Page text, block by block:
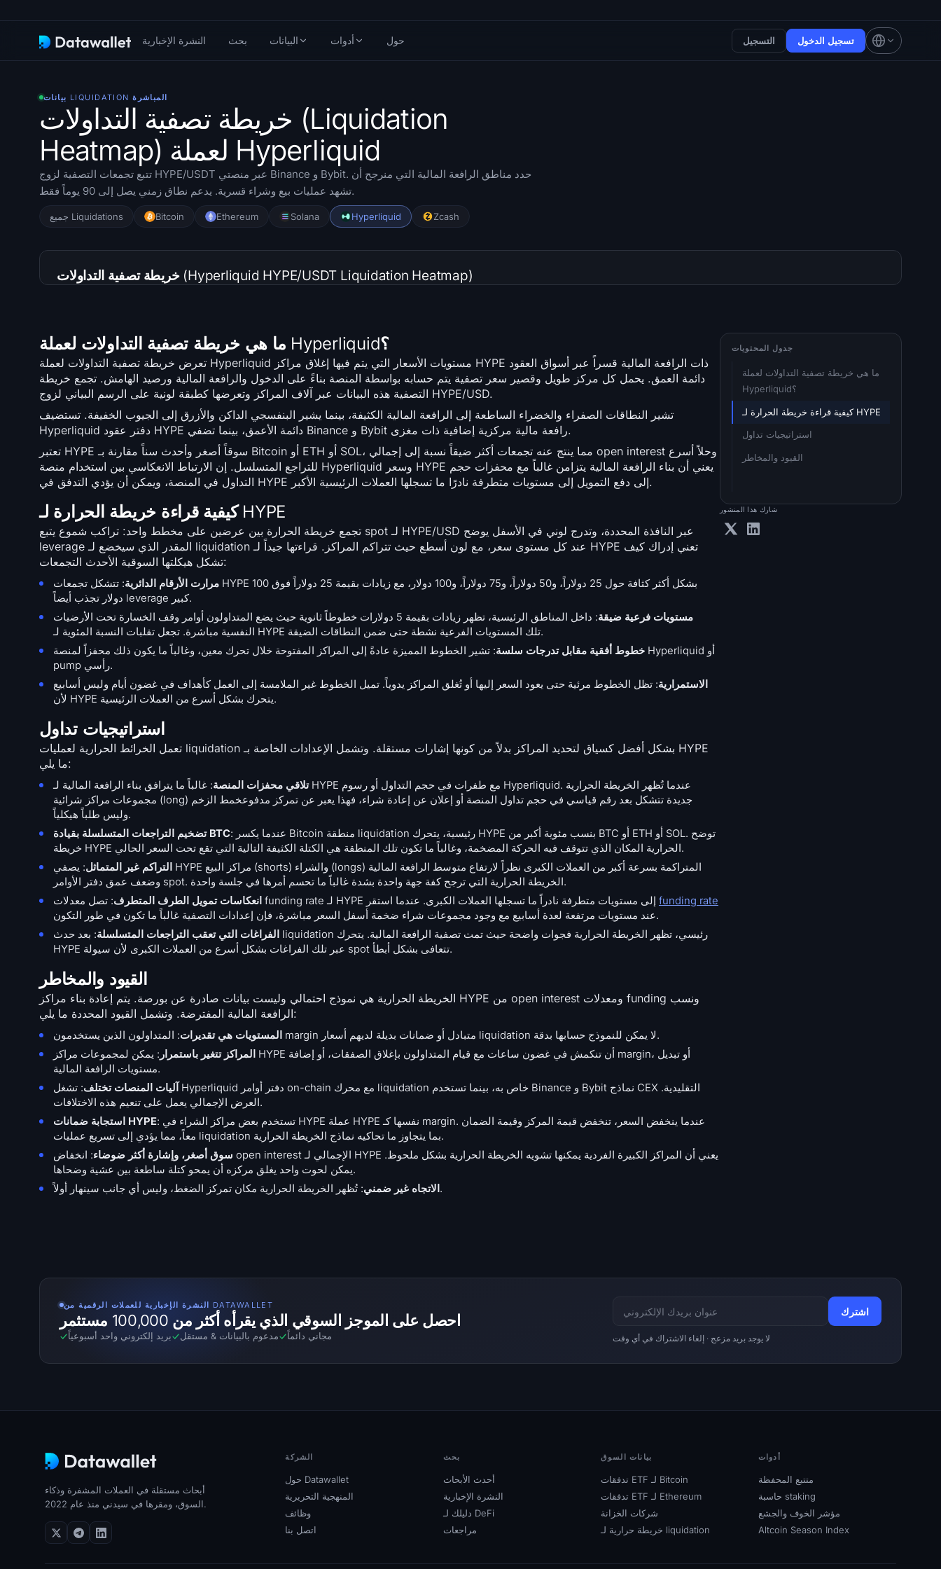
النشرة الإخبارية بحث البيانات أدوات حول التسجيل تسجيل الدخول
بيانات LIQUIDATION المباشرة
خريطة تصفية التداولات (Liquidation
Heatmap) لعملة Hyperliquid
تتبع تجمعات التصفية لزوج HYPE/USDT عبر منصتي Binance و Bybit. حدد مناطق الرافعة المالية التي منرجح أن
تشهد عمليات بيع وشراء قسرية. يدعم نطاق زمني يصل إلى 90 يوماً فقط.
جميع Liquidations Bitcoin Ethereum Solana Hyperliquid Zcash
خريطة تصفية التداولات (Hyperliquid HYPE/USDT Liquidation Heatmap)
ما هي خريطة تصفية التداولات لعملة Hyperliquid؟
تعرض خريطة تصفية التداولات لعملة Hyperliquid مستويات الأسعار التي يتم فيها إغلاق مراكز HYPE ذات الرافعة المالية قسراً عبر أسواق العقود
دائمة العمق. يحمل كل مركز طويل وقصير سعر تصفية يتم حسابه بواسطة المنصة بناءً على الدخول والرافعة المالية ورصيد الهامش. تجمع خريطة
التصفية هذه البيانات عبر آلاف المراكز وتعرضها كطبقة لونية على الرسم البياني لزوج HYPE/USD.
تشير النطاقات الصفراء والخضراء الساطعة إلى الرافعة المالية الكثيفة، بينما يشير البنفسجي الداكن والأزرق إلى الجيوب الخفيفة. تستضيف
Hyperliquid دفتر عقود HYPE دائمة الأعمق، بينما تضفي Binance و Bybit رافعة مالية مركزية إضافية ذات مغزى.
تعتبر HYPE سوقاً أصغر وأحدث سناً مقارنة بـ Bitcoin أو ETH أو SOL، مما ينتج عنه تجمعات أكثر ضيقاً نسبة إلى إجمالي open interest وحلاً أسرع
للتراجع المتسلسل. إن الارتباط الانعكاسي بين استخدام منصة Hyperliquid وسعر HYPE يعني أن بناء الرافعة المالية يتزامن غالباً مع محفزات حجم
التداول في المنصة، ويمكن أن يؤدي التدفق في HYPE إلى دفع التمويل إلى مستويات متطرفة نادرًا ما تسجلها العملات الرئيسية الأكبر.
كيفية قراءة خريطة الحرارة لـ HYPE
تجمع خريطة الحرارة بين عرضين على مخطط واحد: تراكب شموع يتبع spot لـ HYPE/USD عبر النافذة المحددة، وتدرج لوني في الأسفل يوضح
leverage المقدر الذي سيخضع لـ liquidation عند كل مستوى سعر، مع لون أسطع حيث تتراكم المراكز. قراءتها جيداً لـ HYPE تعني إدراك كيف
تشكل هيكلتها السوقية الأحدث التجمعات:
مرارت الأرقام الدائرية: تتشكل تجمعات HYPE بشكل أكثر كثافة حول 25 دولاراً، و50 دولاراً، و75 دولاراً، و100 دولار، مع زيادات بقيمة 25 دولاراً فوق 100
دولار تجذب أيضاً leverage كبير.
مستويات فرعية ضيقة
: داخل المناطق الرئيسية، تظهر زيادات بقيمة 5 دولارات خطوطاً ثانوية حيث يضع المتداولون أوامر وقف الخسارة تحت الأرضيات
النفسية مباشرة. تجعل تقلبات النسبة المئوية لـ HYPE تلك المستويات الفرعية نشطة حتى ضمن النطاقات الضيقة.
خطوط أفقية مقابل تدرجات سلسة: تشير الخطوط المميزة عادةً إلى المراكز المفتوحة خلال تحرك معين، وغالباً ما يكون ذلك محفزاً لمنصة Hyperliquid أو
pump رأسي.
الاستمرارية: تظل الخطوط مرئية حتى يعود السعر إليها أو تُغلق المراكز يدوياً. تميل الخطوط غير الملامسة إلى العمل كأهداف في غضون أيام وليس أسابيع
لأن HYPE يتحرك بشكل أسرع من العملات الرئيسية.
استراتيجيات تداول
تعمل الخرائط الحرارية لعمليات liquidation بشكل أفضل كسياق لتحديد المراكز بدلاً من كونها إشارات مستقلة. وتشمل الإعدادات الخاصة بـ HYPE
ما يلي:
تلاقي محفزات المنصة: غالباً ما يترافق بناء الرافعة المالية لـ HYPE مع طفرات في حجم التداول أو رسوم Hyperliquid. عندما تُظهر الخريطة الحرارية
مجموعات مراكز شرائية (long) جديدة تتشكل بعد رقم قياسي في حجم تداول المنصة أو إعلان عن إعادة شراء، فهذا يعبر عن تمركز مدفوعخمط الزخم
وليس طلباً هيكلياً.
تضخيم التراجعات المتسلسلة بقيادة BTC: عندما يكسر Bitcoin منطقة liquidation رئيسية، يتحرك HYPE بنسب مئوية أكبر من BTC أو ETH أو SOL. توضح
خريطة HYPE الحرارية المكان الذي تتوقف فيه الحركة المضخمة، وغالباً ما تكون تلك المنطقة هي الكتلة الكثيفة التالية التي تقع تحت السعر الحالي.
التراكم غير المتماثل: يصفي HYPE مراكز البيع (shorts) والشراء (longs) المتراكمة بسرعة أكبر من العملات الكبرى نظراً لارتفاع متوسط الرافعة المالية
وضعف عمق دفتر الأوامر spot. الخريطة الحرارية التي ترجح كفة جهة واحدة بشدة غالباً ما تحسم أمرها في جلسة واحدة.
انعكاسات تمويل الطرف المتطرف
funding rate
عند مستويات مرتفعة لعدة أسابيع مع وجود مجموعات شراء ضخمة أسفل السعر مباشرة، فإن إعدادات التصفية غالباً ما تكون في طور التكون.
الفراغات التي تعقب التراجعات المتسلسلة: بعد حدث liquidation رئيسي، تظهر الخريطة الحرارية فجوات واضحة حيث تمت تصفية الرافعة المالية. يتحرك
HYPE عبر تلك الفراغات بشكل أسرع من العملات الكبرى لأن سيولة spot تتعافى بشكل أبطأ.
القيود والمخاطر
الخريطة الحرارية هي نموذج احتمالي وليست بيانات صادرة عن بورصة. يتم إعادة بناء مراكز HYPE من open interest ومعدلات funding ونسب
الرافعة المالية المفترضة. وتشمل القيود المحددة ما يلي:
المستويات هي تقديرات
: المتداولون الذين يستخدمون margin متبادل أو ضمانات بديلة لديهم أسعار liquidation لا يمكن للنموذج حسابها بدقة.
المراكز تتغير باستمرار : يمكن لمجموعات مراكز HYPE أن تنكمش في غضون ساعات مع قيام المتداولون بإغلاق الصفقات، أو إضافة margin، أو تبديل
مستويات الرافعة المالية.
آليات المنصات تختلف: تشغل Hyperliquid دفتر أوامر on-chain مع محرك liquidation خاص به، بينما تستخدم Binance و Bybit نماذج CEX التقليدية.
العرض الإجمالي يعمل على تنعيم هذه الاختلافات.
استجابة ضمانات HYPE: تستخدم بعض مراكز الشراء في HYPE عملة HYPE نفسها كـ margin. عندما ينخفض السعر، تنخفض قيمة المركز وقيمة الضمان
معاً، مما يؤدي إلى تسريع عمليات liquidation بما يتجاوز ما تحاكيه نماذج الخريطة الحرارية.
سوق أصغر، وإشارة أكثر ضوضاء: انخفاض open interest الإجمالي لـ HYPE يعني أن المراكز الكبيرة الفردية يمكنها تشويه الخريطة الحرارية بشكل ملحوظ.
يمكن لحوت واحد يغلق مركزه أن يمحو كتلة ساطعة بين عشية وضحاها.
الاتجاه غير ضمني : تُظهر الخريطة الحرارية مكان تمركز الضغط، وليس أي جانب سينهار أولاً.
جدول المحتويات
ما هي خريطة تصفية التداولات لعملة
Hyperliquid؟
كيفية قراءة خريطة الحرارة لـ HYPE
استراتيجيات تداول
القيود والمخاطر
شارك هذا المنشور
النشرة الإخبارية للعملات الرقمية من DATAWALLET
احصل على الموجز السوقي الذي يقرأه أكثر من 100,000 مستثمر
بريد إلكتروني واحد أسبوعياً مدعوم بالبيانات & مستقل مجاني دائماً لا يوجد بريد مزعج · إلغاء الاشتراك في أي وقت
أبحاث مستقلة في العملات المشفرة وذكاء
السوق، ومقرها في سيدني منذ عام 2022.
الشركة
حول Datawallet
المنهجية التحريرية
وظائف
اتصل بنا
بحث
أحدث الأبحاث
النشرة الإخبارية
دليلك لـ DeFi
مراجعات
بيانات السوق
تدفقات ETF لـ Bitcoin
تدفقات ETF لـ Ethereum
شركات الخزانة
خريطة حرارية لـ liquidation
أدوات
متتبع المحفظة
حاسبة staking
مؤشر الخوف والجشع
Altcoin Season Index